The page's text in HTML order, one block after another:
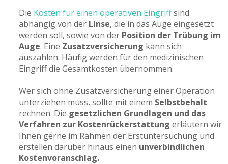
Die Kosten für einen operativen Eingriffsind
abhängig von der Linse, die in das Auge eingesetzt
werden soll, sowie von der Position der Trübung im
Auge. Eine Zusatzversicherung kann sich
auszahlen. Häufig werden für den medizinischen
Eingriff die Gesamtkosten übernommen.
Wer sich ohne Zusatzversicherung einer Operation
unterziehen muss, sollte mit einem Selbstbehalt
rechnen. Die gesetzlichen Grundlagen und das
Verfahren zur Kostenrückerstattung erläutern wir
Ihnen gerne im Rahmen der Erstuntersuchung und
erstellen darüber hinaus einen unverbindlichen
Kostenvoranschlag.